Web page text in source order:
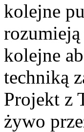
kolejne
rozumieją
kolejne
techniką
Projekt z
żywo